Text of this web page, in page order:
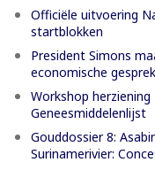
Officiële uitvoering
startblokken
President Simons
economische
Workshop
Geneesmiddelenlijst
Gouddossier 8:
Surinamerivier: